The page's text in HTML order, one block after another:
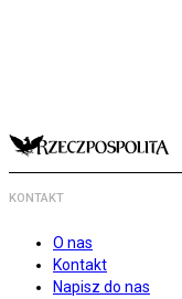
KONTAKT
O nas
Kontakt
Napisz do nas